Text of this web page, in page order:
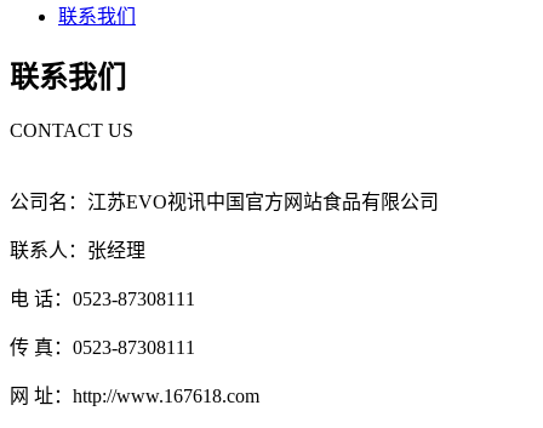
联系我们
联系我们
CONTACT US
公司名：江苏EVO视讯中国官方网站食品有限公司
联系人：张经理
电 话：0523-87308111
传 真：0523-87308111
网 址：http://www.167618.com